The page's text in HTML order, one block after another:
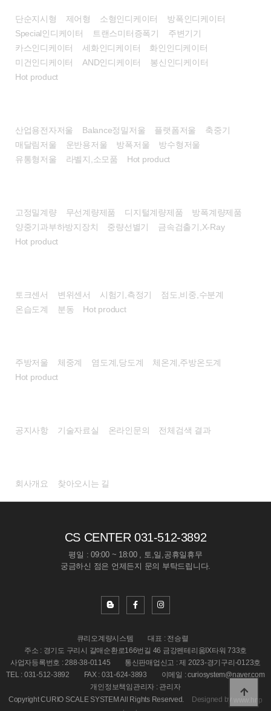
단순지시형 제어형 소형인디케이터
방폭인디케이터
Special인디케이터
트랜스미터증폭기
주변기기
카스인디케이터
세화인디케이터
화인인디케이터
미건인디케이터
AND인디케이터
봉신인디케이터
Hot product
산업용전자저울 Balance정밀저울 플랫폼저울
축중기
매달림저울
운반용저울 방폭저울
방수형저울
유통형저울
라벨지,소모품 Hot product
고정밀계량 무선계량제품 디지털계량제품
방폭계량제품
양중기과부하방지장치
중량선별기
금속검출기,X-Ray
Hot product
토크센서 변위센서 시험기,측정기
점도,비중,수분계
온습도계
분동 Hot product
주방저울 체중계 염도계,당도계
체온계,주방온도계
Hot product
공지사항 기술자료실 온라인문의 전체검색 결과
회사개요 찾아오시는 길
CS CENTER 031-512-3892
평일 : 09:00 ~ 18:00 , 토,일,공휴일휴무
궁금하신 점은 언제든지 문의 부탁드립니다.
큐리오계량시스템
대표 : 전승렬
주소 : 경기도 구리시 갈매순환로166번길 46 금강펜테리움IX타워 733호
사업자등록번호 : 288-38-01145
통신판매업신고 : 제 2023-경기구리-0123호
TEL : 031-512-3892
FAX : 031-624-3893
이메일 : curiosystem@naver.com
개인정보책임관리자 : 관리자
Copyright CURIO SCALE SYSTEM All Rights Reserved.
Designed by www.hnp